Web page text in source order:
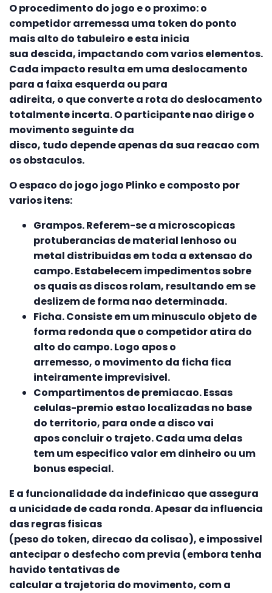
O procedimento do jogo e o proximo: o
competidor arremessa uma token do ponto
mais alto do tabuleiro e esta inicia
sua descida, impactando com varios elementos.
Cada impacto resulta em uma deslocamento
para a faixa esquerda ou para
adireita, o que converte a rota do deslocamento
totalmente incerta. O participante nao dirige o
movimento seguinte da
disco, tudo depende apenas da sua reacao com
os obstaculos.
O espaco do jogo jogo Plinko e composto por
varios itens:
Grampos. Referem-se a microscopicas
protuberancias de material lenhoso ou
metal distribuidas em toda a extensao do
campo. Estabelecem impedimentos sobre
os quais as discos rolam, resultando em se
deslizem de forma nao determinada.
Ficha. Consiste em um minusculo objeto de
forma redonda que o competidor atira do
alto do campo. Logo apos o
arremesso, o movimento da ficha fica
inteiramente imprevisivel.
Compartimentos de premiacao. Essas
celulas-premio estao localizadas no base
do territorio, para onde a disco vai
apos concluir o trajeto. Cada uma delas
tem um especifico valor em dinheiro ou um
bonus especial.
E a funcionalidade da indefinicao que assegura
a unicidade de cada ronda. Apesar da influencia
das regras fisicas
(peso do token, direcao da colisao), e impossivel
antecipar o desfecho com previa (embora tenha
havido tentativas de
calcular a trajetoria do movimento, com a